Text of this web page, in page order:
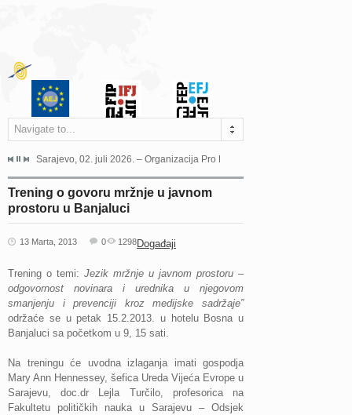
Navigate to...
Grada Sarajeva povodom Dana Sarajeva dugogodišnjoj...
Sarajevo, 02. juli 2026. – Organizacija Pro Educa juče je uspješno
Trening o govoru mržnje u javnom
prostoru u Banjaluci
13 Marta, 2013 Događaji
0 1298
Trening o temi: Jezik mržnje u javnom prostoru –
odgovornost novinara i urednika u njegovom
smanjenju i prevenciji kroz medijske sadržaje”
održaće se u petak 15.2.2013. u hotelu Bosna u
Banjaluci sa početkom u 9, 15 sati.
Na treningu će uvodna izlaganja imati gospodja
Mary Ann Hennessey, šefica Ureda Vijeća Evrope u
Sarajevu,doc.dr Lejla Turčilo, profesorica na
Fakultetu političkih nauka u Sarajevu – Odsjek